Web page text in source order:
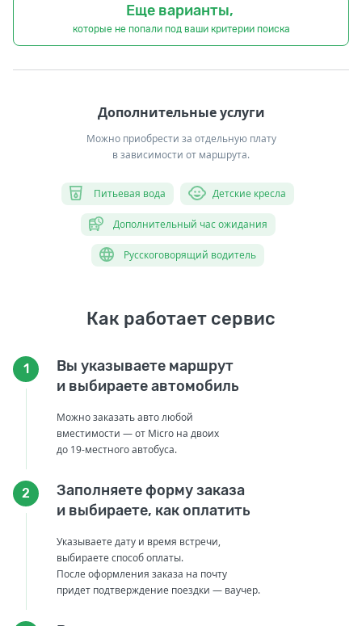
Еще варианты,
которые не попали под ваши критерии поиска
Дополнительные услуги
Можно приобрести за отдельную плату
в зависимости от маршрута.
Питьевая вода Детские кресла
Дополнительный час ожидания
Русскоговорящий водитель
Как работает сервис
1
Вы указываете маршрут
и выбираете автомобиль
Можно заказать авто любой
вместимости — от Micro на двоих
до 19-местного автобуса.
2
Заполняете форму заказа
и выбираете, как оплатить
Указываете дату и время встречи,
выбираете способ оплаты.
После оформления заказа на почту
придет подтверждение поездки — ваучер.